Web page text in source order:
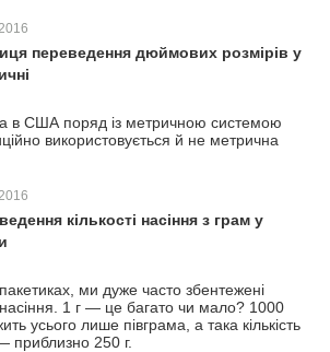
переведення дюймових розмірів у
в США поряд із метричною системою
використовується й не метрична
кількості насіння з грам у
ми дуже часто збентежені
1 г — це багато чи мало? 1000
усього лише півграма, а така кількість
приблизно 250 г.